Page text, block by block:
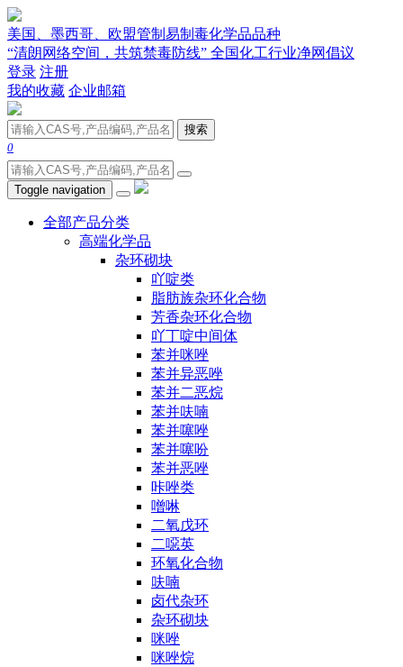
美国、墨西哥、欧盟管制易制毒化学品品种
“清朗网络空间，共筑禁毒防线” 全国化工行业净网倡议
登录 注册
我的收藏 企业邮箱
搜索
0
Toggle navigation
全部产品分类
高端化学品
杂环砌块
吖啶类
脂肪族杂环化合物
芳香杂环化合物
吖丁啶中间体
苯并咪唑
苯并异恶唑
苯并二恶烷
苯并呋喃
苯并噻唑
苯并噻吩
苯并恶唑
咔唑类
噌啉
二氧戊环
二噁英
环氧化合物
呋喃
卤代杂环
杂环砌块
咪唑
咪唑烷